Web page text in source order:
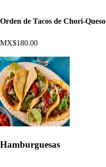
Orden de Tacos de Chori-Queso
MX$180.00
Hamburguesas